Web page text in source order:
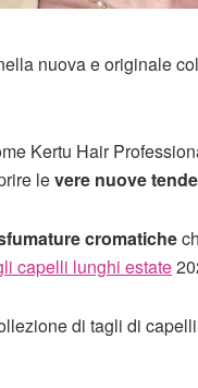
nuova e originale
Kertu Hair
levere nuove
cromatiche
capelli lunghi estate
di tagli di